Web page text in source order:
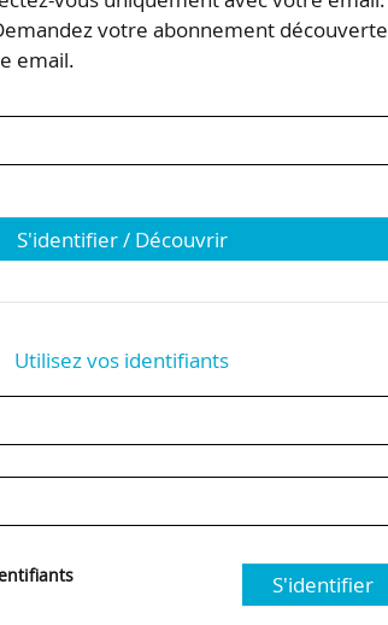
desvotre abonnement découverte
email.
S'identifier / Découvrir
Utilisez vos identifiants
S'identifier